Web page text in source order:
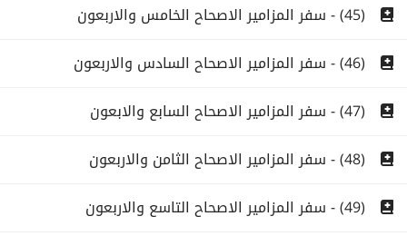
(45) - سفر المزامير الاصحاح الخامس والاربعون
(46) - سفر المزامير الاصحاح السادس والاربعون
(47) - سفر المزامير الاصحاح السابع والابعون
(48) - سفر المزامير الاصحاح الثامن والاربعون
(49) - سفر المزامير الاصحاح التاسع والاربعون